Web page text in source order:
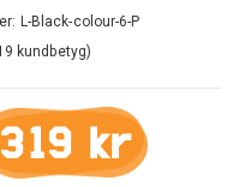
L-Black-colour-6-P
kundbetyg)
319 kr